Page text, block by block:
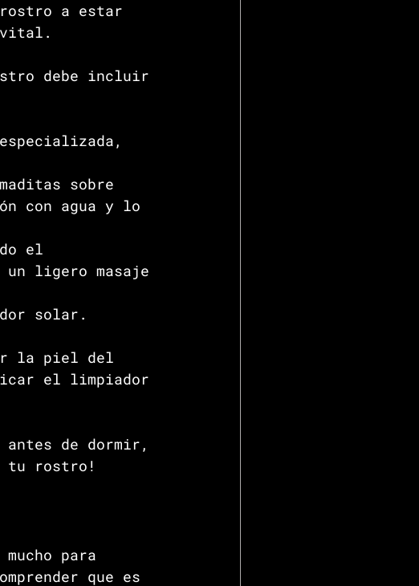
a estar
vital.
debe incluir
sobre
con agua y lo
el
ligero masaje
solar.
la piel del
el limpiador
antes de dormir,
tu rostro!
para
que es